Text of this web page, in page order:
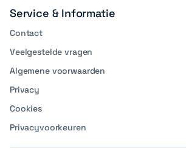
Service & Informatie
Contact
Veelgestelde vragen
Algemene voorwaarden
Privacy
Cookies
Privacyvoorkeuren